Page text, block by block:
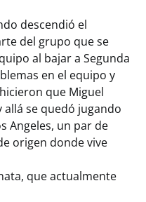
descendió el
del grupo que se
al bajar a Segunda
en el equipo y
que Miguel
allá se quedó jugando
Angeles, un par de
origen donde vive
que actualmente